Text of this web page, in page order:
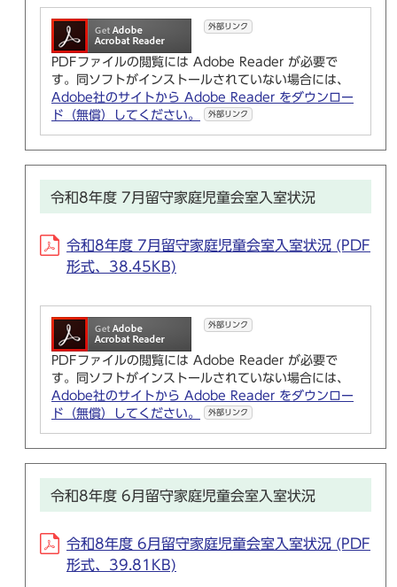
外部リンク
PDFファイルの閲覧には Adobe Reader が必要で
す。同ソフトがインストールされていない場合には、
Adobe社のサイトから Adobe Reader をダウンロー
ド（無償）してください。
外部リンク
令和8年度 7月留守家庭児童会室入室状況
令和8年度 7月留守家庭児童会室入室状況 (PDF
形式、38.45KB)
外部リンク
PDFファイルの閲覧には Adobe Reader が必要で
す。同ソフトがインストールされていない場合には、
Adobe社のサイトから Adobe Reader をダウンロー
ド（無償）してください。
外部リンク
令和8年度 6月留守家庭児童会室入室状況
令和8年度 6月留守家庭児童会室入室状況 (PDF
形式、39.81KB)